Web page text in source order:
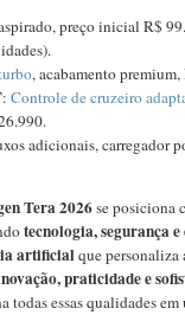
preço inicial R$
, acabamento
: Controle de cruzeiro
adicionais, carregador
Tera 2026se posiciona
tecnologia, segurança e
artificialque personaliza
praticidade e
todas essas qualidades